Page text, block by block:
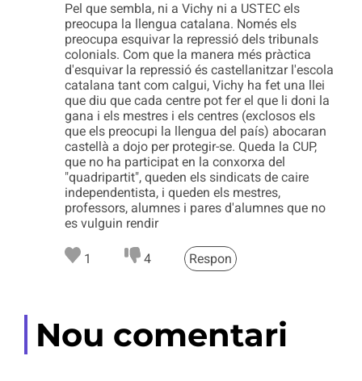
Pel que sembla, ni a Vichy ni a USTEC els
preocupa la llengua catalana. Només els
preocupa esquivar la repressió dels tribunals
colonials. Com que la manera més pràctica
d'esquivar la repressió és castellanitzar l'escola
catalana tant com calgui, Vichy ha fet una llei
que diu que cada centre pot fer el que li doni la
gana i els mestres i els centres (exclosos els
que els preocupi la llengua del país) abocaran
castellà a dojo per protegir-se. Queda la CUP,
que no ha participat en la conxorxa del
"quadripartit", queden els sindicats de caire
independentista, i queden els mestres,
professors, alumnes i pares d'alumnes que no
es vulguin rendir
1 4 Respon
Nou comentari